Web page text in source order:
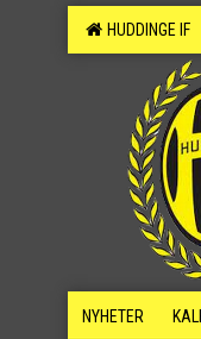
HUDDINGE IF
NYHETER